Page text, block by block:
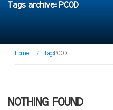
Tags archive: PCOD
Home / Tag:PCOD
NOTHING FOUND